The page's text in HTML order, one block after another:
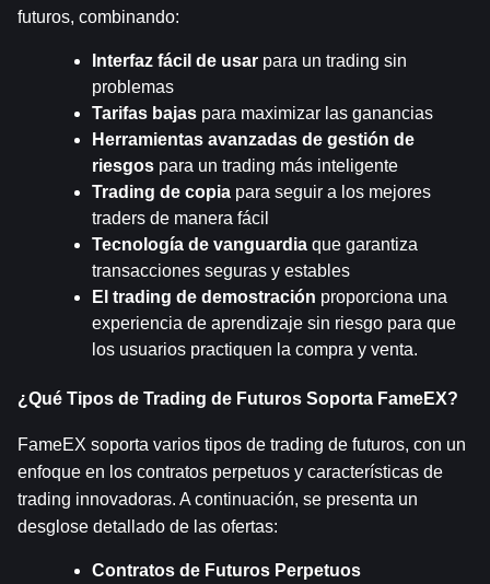
futuros, combinando:
Interfaz fácil de usar para un trading sin
problemas
Tarifas bajas para maximizar las ganancias
Herramientas avanzadas de gestión de
riesgos para un trading más inteligente
Trading de copia para seguir a los mejores
traders de manera fácil
Tecnología de vanguardia que garantiza
transacciones seguras y estables
El trading de demostración proporciona una
experiencia de aprendizaje sin riesgo para que
los usuarios practiquen la compra y venta.
¿Qué Tipos de Trading de Futuros Soporta FameEX?
FameEX soporta varios tipos de trading de futuros, con un
enfoque en los contratos perpetuos y características de
trading innovadoras. A continuación, se presenta un
desglose detallado de las ofertas:
Contratos de Futuros Perpetuos